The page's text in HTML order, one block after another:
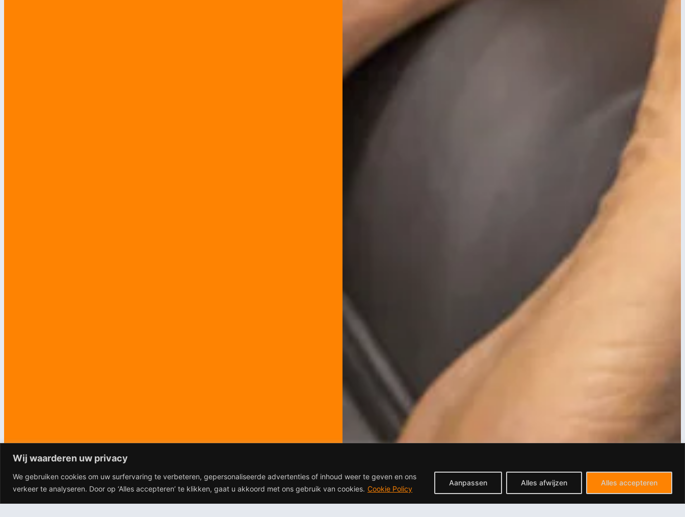
Wij waarderen uw privacy
We gebruiken cookies om uw surfervaring te verbeteren, gepersonaliseerde advertenties of inhoud weer te geven en ons
verkeer te analyseren. Door op ‘Alles accepteren’ te klikken, gaat u akkoord met ons gebruik van cookies. Cookie Policy
Aanpassen Alles afwijzen Alles accepteren